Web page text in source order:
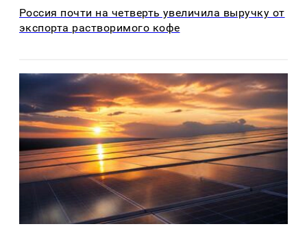
Россия почти на четверть увеличила выручку от
экспорта растворимого кофе